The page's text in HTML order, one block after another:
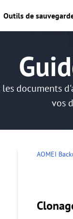
Outils de
les documents
vos
AOMEI